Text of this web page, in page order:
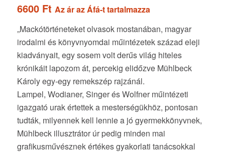
6600 Ft Az ár az Áfá-t tartalmazza
„Mackótörténeteket olvasok mostanában, magyar
irodalmi és könyvnyomdai műintézetek század eleji
kiadványait, egy sosem volt derűs világ hiteles
krónikáit lapozom át, percekig elidőzve Mühlbeck
Károly egy-egy remekszép rajzánál.
Lampel, Wodianer, Singer és Wolfner műintézeti
igazgató urak értettek a mesterségükhöz, pontosan
tudták, milyennek kell lennie a jó gyermekkönyvnek,
Mühlbeck illusztrátor úr pedig minden mai
grafikusművésznek értékes gyakorlati tanácsokkal